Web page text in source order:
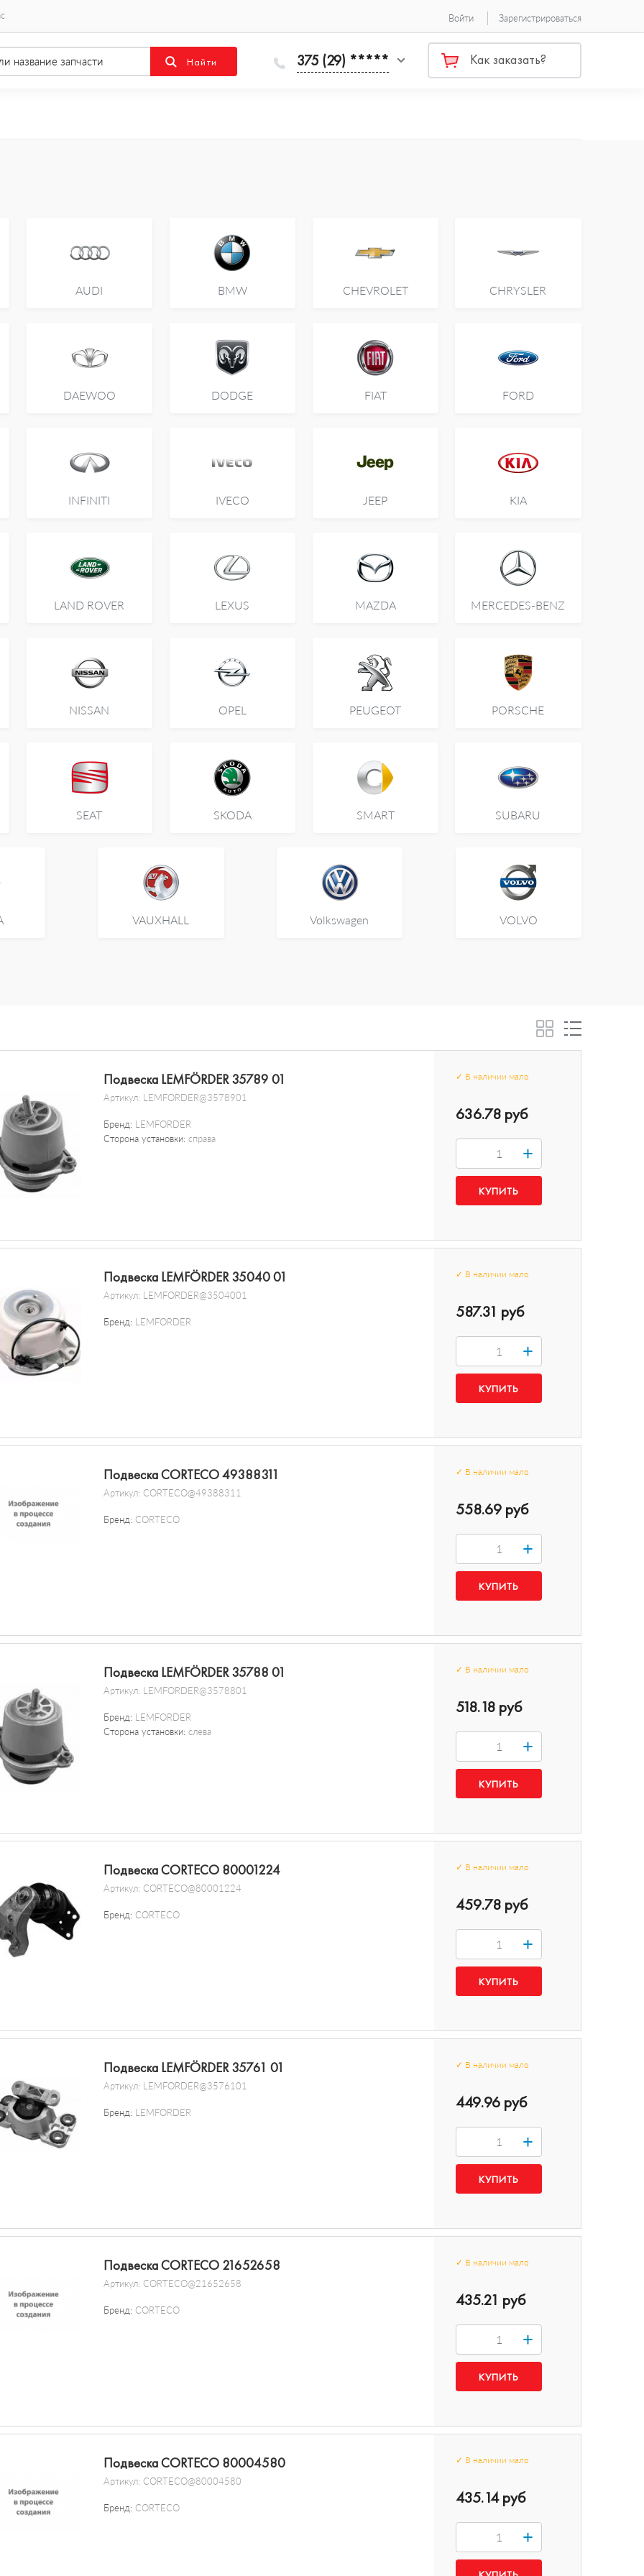
Войти Зарегистрироваться
375 (29) ***** Как заказать?
AUDI BMW CHEVROLET CHRYSLER
DAEWOO DODGE FIAT FORD
INFINITI IVECO JEEP KIA
LAND ROVER LEXUS MAZDA MERCEDES-BENZ
NISSAN OPEL PEUGEOT PORSCHE
SEAT SKODA SMART SUBARU
VAUXHALL Volkswagen VOLVO
Подвеска LEMFÖRDER 35789 01
Артикул: LEMFORDER@3578901
Бренд: LEMFORDER
Сторона установки: справа
✓ В наличии мало
636.78 руб
+
Подвеска LEMFÖRDER 35040 01
Артикул: LEMFORDER@3504001
Бренд: LEMFORDER
✓ В наличии мало
587.31 руб
+
Подвеска CORTECO 49388311
Артикул: CORTECO@49388311
Бренд: CORTECO
✓ В наличии мало
558.69 руб
+
Подвеска LEMFÖRDER 35788 01
Артикул: LEMFORDER@3578801
Бренд: LEMFORDER
Сторона установки: слева
✓ В наличии мало
518.18 руб
+
Подвеска CORTECO 80001224
Артикул: CORTECO@80001224
Бренд: CORTECO
✓ В наличии мало
459.78 руб
+
Подвеска LEMFÖRDER 35761 01
Артикул: LEMFORDER@3576101
Бренд: LEMFORDER
✓ В наличии мало
449.96 руб
+
Подвеска CORTECO 21652658
Артикул: CORTECO@21652658
Бренд: CORTECO
✓ В наличии мало
435.21 руб
+
Подвеска CORTECO 80004580
Артикул: CORTECO@80004580
Бренд: CORTECO
✓ В наличии мало
435.14 руб
+